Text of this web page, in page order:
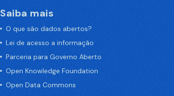
Saiba mais
O que são dados abertos?
Lei de acesso a informação
Parceria para Governo Aberto
Open Knowledge Foundation
Open Data Commons